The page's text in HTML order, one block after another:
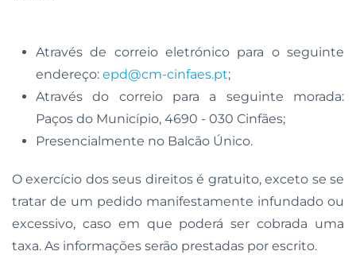
Através de correio eletrónico para o seguinte
endereço: epd@cm-cinfaes.pt;
Através do correio para a seguinte morada:
Paços do Município, 4690 - 030 Cinfães;
Presencialmente no Balcão Único.
O exercício dos seus direitos é gratuito, exceto se se
tratar de um pedido manifestamente infundado ou
excessivo, caso em que poderá ser cobrada uma
taxa. As informações serão prestadas por escrito.